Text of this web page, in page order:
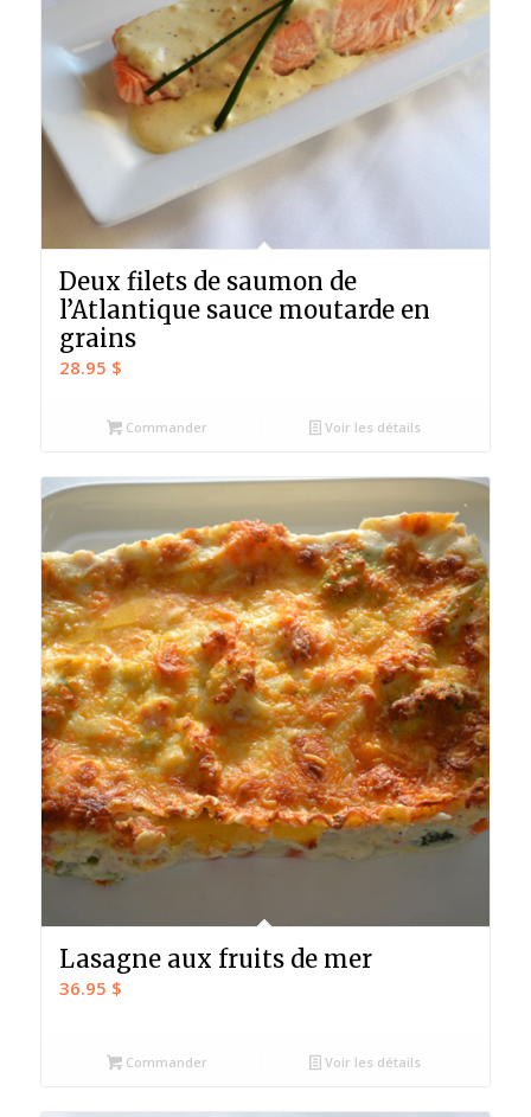
Deux filets de saumon de
l’Atlantique sauce moutarde en
grains
28.95 $
Commander Voir les détails
Lasagne aux fruits de mer
36.95 $
Commander Voir les détails